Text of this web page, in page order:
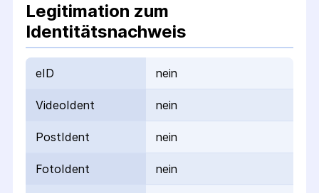
Legitimation zum
Identitätsnachweis
eID nein
VideoIdent nein
PostIdent nein
FotoIdent nein